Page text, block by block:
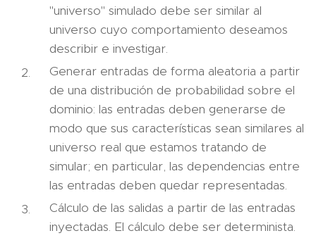
"universo" simulado debe ser similar al
universo cuyo comportamiento deseamos
describir e investigar.
Generar entradas de forma aleatoria a partir
de una distribución de probabilidad sobre el
dominio: las entradas deben generarse de
modo que sus características sean similares al
universo real que estamos tratando de
simular; en particular, las dependencias entre
las entradas deben quedar representadas.
Cálculo de las salidas a partir de las entradas
inyectadas. El cálculo debe ser determinista.